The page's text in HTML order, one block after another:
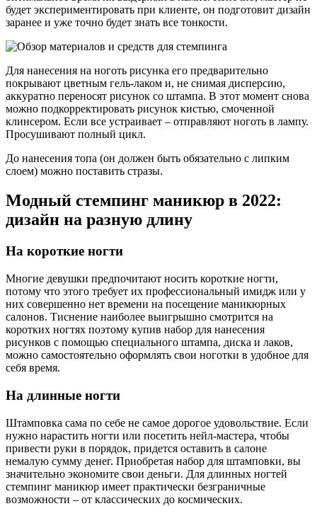
будет экспериментировать при клиенте, он подготовит дизайн
заранее и уже точно будет знать все тонкости.
Для нанесения на ноготь рисунка его предварительно
покрывают цветным гель-лаком и, не снимая дисперсию,
аккуратно переносят рисунок со штампа. В этот момент снова
можно подкорректировать рисунок кистью, смоченной
клинсером. Если все устраивает – отправляют ноготь в лампу.
Просушивают полный цикл.
До нанесения топа (он должен быть обязательно с липким
слоем) можно поставить стразы.
Модный стемпинг маникюр в 2022:
дизайн на разную длину
На короткие ногти
Многие девушки предпочитают носить короткие ногти,
потому что этого требует их профессиональный имидж или у
них совершенно нет времени на посещение маникюрных
салонов. Тиснение наиболее выигрышно смотрится на
коротких ногтях поэтому купив набор для нанесения
рисунков с помощью специального штампа, диска и лаков,
можно самостоятельно оформлять свои ноготки в удобное для
себя время.
На длинные ногти
Штамповка сама по себе не самое дорогое удовольствие. Если
нужно нарастить ногти или посетить нейл-мастера, чтобы
привести руки в порядок, придется оставить в салоне
немалую сумму денег. Приобретая набор для штамповки, вы
значительно экономите свои деньги. Для длинных ногтей
стемпинг маникюр имеет практически безграничные
возможности – от классических до космических.